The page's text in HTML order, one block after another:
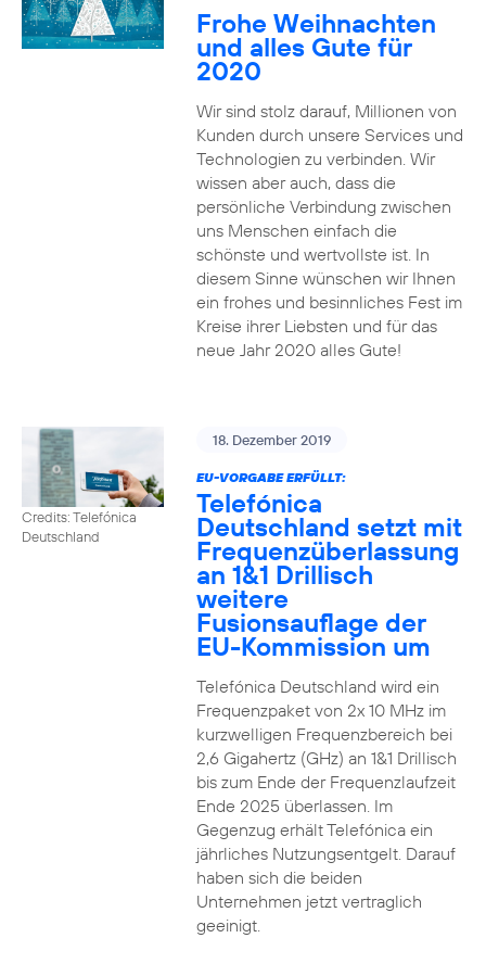
Frohe Weihnachten
und alles Gute für
2020
Wir sind stolz darauf, Millionen von
Kunden durch unsere Services und
Technologien zu verbinden. Wir
wissen aber auch, dass die
persönliche Verbindung zwischen
uns Menschen einfach die
schönste und wertvollste ist. In
diesem Sinne wünschen wir Ihnen
ein frohes und besinnliches Fest im
Kreise ihrer Liebsten und für das
neue Jahr 2020 alles Gute!
Credits: Telefónica
Deutschland
18. Dezember 2019
EU-VORGABE ERFÜLLT:
Telefónica
Deutschland setzt mit
Frequenzüberlassung
an 1&1 Drillisch
weitere
Fusionsauflage der
EU-Kommission um
Telefónica Deutschland wird ein
Frequenzpaket von 2x 10 MHz im
kurzwelligen Frequenzbereich bei
2,6 Gigahertz (GHz) an 1&1 Drillisch
bis zum Ende der Frequenzlaufzeit
Ende 2025 überlassen. Im
Gegenzug erhält Telefónica ein
jährliches Nutzungsentgelt. Darauf
haben sich die beiden
Unternehmen jetzt vertraglich
geeinigt.